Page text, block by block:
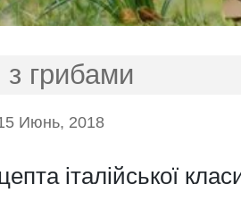
грибами
Июнь, 2018
італійської